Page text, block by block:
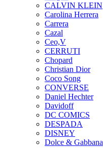
CALVIN KLEIN
Carolina Herrera
Carrera
Cazal
Ceo,V
CERRUTI
Chopard
Christian Dior
Coco Song
CONVERSE
Daniel Hechter
Davidoff
DC COMICS
DESPADA
DISNEY
Dolce & Gabbana